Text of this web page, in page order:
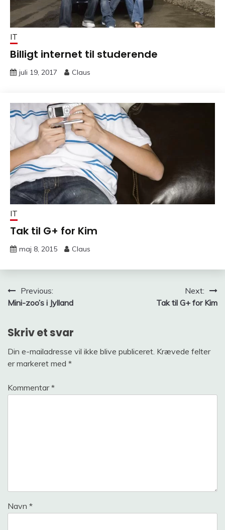
IT
Billigt internet til studerende
juli 19, 2017 Claus
IT
Tak til G+ for Kim
maj 8, 2015 Claus
Indlægsnavigation
Previous:
Mini-zoo’s i Jylland
Next:
Tak til G+ for Kim
Skriv et svar
Din e-mailadresse vil ikke blive publiceret. Krævede felter
er markeret med *
Kommentar*
Navn *